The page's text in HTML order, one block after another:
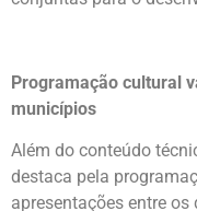
Programação cultural
municípios
Além do conteúdo
destaca pela
apresentações entre os